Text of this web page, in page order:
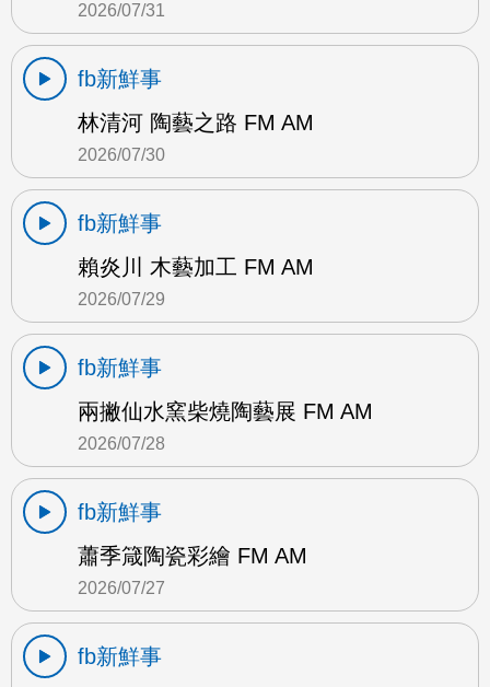
2026/07/31
fb新鮮事
林清河 陶藝之路 FM AM
2026/07/30
fb新鮮事
賴炎川 木藝加工 FM AM
2026/07/29
fb新鮮事
兩撇仙水窯柴燒陶藝展 FM AM
2026/07/28
fb新鮮事
蕭季箴陶瓷彩繪 FM AM
2026/07/27
fb新鮮事